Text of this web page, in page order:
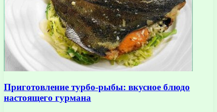
Приготовление турбо-рыбы: вкусное блюдо
настоящего гурмана